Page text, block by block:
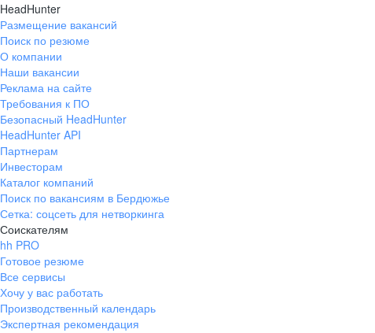
HeadHunter
Размещение вакансий
Поиск по резюме
О компании
Наши вакансии
Реклама на сайте
Требования к ПО
Безопасный HeadHunter
HeadHunter API
Партнерам
Инвесторам
Каталог компаний
Поиск по вакансиям в Бердюжье
Сетка: соцсеть для нетворкинга
Соискателям
hh PRO
Готовое резюме
Все сервисы
Хочу у вас работать
Производственный календарь
Экспертная рекомендация